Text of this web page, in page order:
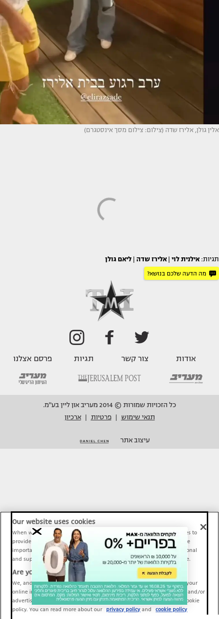
אלין גולן, אלירז שדה (צילום: צילום מסך אינסטגרם)
תגיות: אילנית לוי אלירז שדה ליאם גולן
מה הדעה שלכם בנושא?
אודות צור קשר תגיות פרסם אצלנו
כל הזכויות שמורות © 2014 מעריב און ליין בע"מ.
תנאי שימוש
פרטיות ארכיון
עיצוב אתר
Our website uses cookies
When we provide Maariv, TMI and Sport1 content online, we use cookies to
provide social media features and to analyze our traffic. These tools are
important and necessary for our website functionality. Others are optional
and support Maariv, TMI and Sport1 activity and your online experience.
Are you happy to accept cookies?
We, and our partners, use information about your use of our site and your
online interactions to improve our services and to personalize content and/or
advertising for you. You can read more about our privacy policy and cookie
policy. You can read more about our
privacy policy and cookie policy